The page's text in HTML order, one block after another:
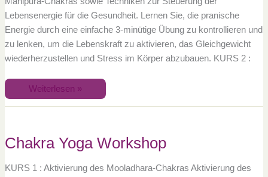
Lebensenergie für die Gesundheit. Lernen Sie, die pranische
Energie durch eine einfache 3-minütige Übung zu kontrollieren und
zu lenken, um die Lebenskraft zu aktivieren, das Gleichgewicht
wiederherzustellen und Stress im Körper abzubauen. KURS 2 :
Weiterlesen »
Chakra Yoga Workshop
KURS 1 : Aktivierung des Mooladhara-Chakras Aktivierung des